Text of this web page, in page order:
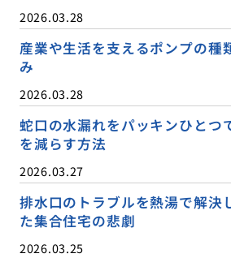
2026.03.28
産業や生活を支えるポンプの種
み
2026.03.28
蛇口の水漏れをパッキンひとつ
を減らす方法
2026.03.27
排水口のトラブルを熱湯で解決
た集合住宅の悲劇
2026.03.25